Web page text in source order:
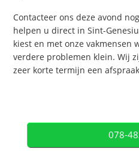
Contacteer ons deze avond
helpen u direct in Sint-
kiest en met onze vakmensen
verdere problemen klein. Wij
zeer korte termijn een
078-